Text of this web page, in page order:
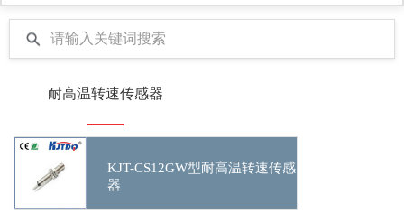
耐高温转速传感器
KJT-CS12GW型耐高温转速传感
器